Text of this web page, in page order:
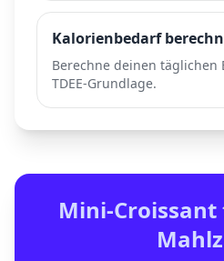
Kalorienbedarf
Berechne deinen täglichen
TDEE-Grundlage.
Mini-Croissant